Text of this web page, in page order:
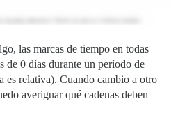
las marcas de tiempo en todas
de 0 días durante un período de
es relativa). Cuando cambio a otro
averiguar qué cadenas deben